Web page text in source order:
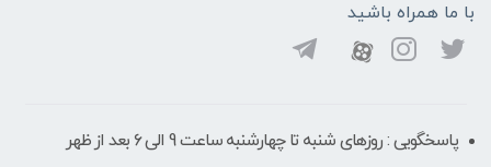
با ما همراه باشید
پاسخگویی : روزهای شنبه تا چهارشنبه ساعت 9 الی ۶ بعد از ظهر